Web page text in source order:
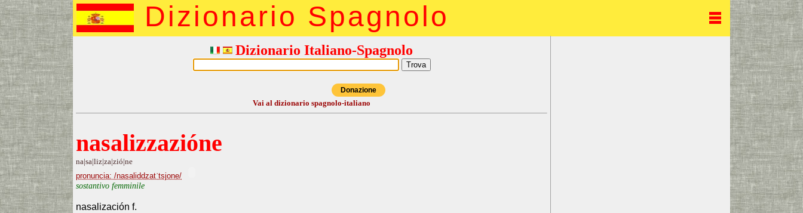
Dizionario Spagnolo
Dizionario Italiano-Spagnolo
Donazione
Vai al dizionario spagnolo-italiano
nasalizzazióne
na|sa|liz|za|zió|ne
pronuncia: /nasaliddzatˈtsjone/
sostantivo femminile
nasalización f.